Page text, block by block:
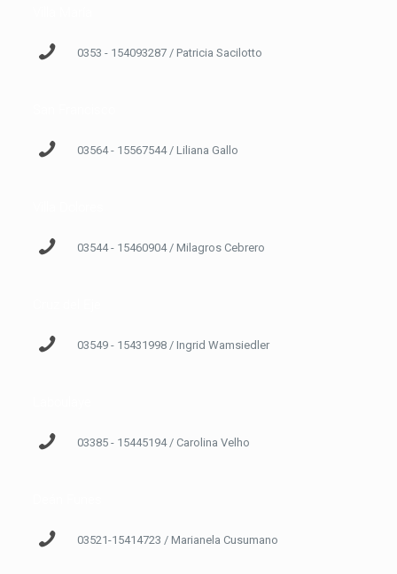
0353 - 154093287 / Patricia Sacilotto
03564 - 15567544 / Liliana Gallo
03544 - 15460904 / Milagros Cebrero
03549 - 15431998 / Ingrid Wamsiedler
03385 - 15445194 / Carolina Velho
03521-15414723 / Marianela Cusumano